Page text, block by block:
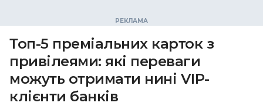
Топ-5 преміальних карток з
привілеями: які переваги
можуть отримати нині VIP-
клієнти банків